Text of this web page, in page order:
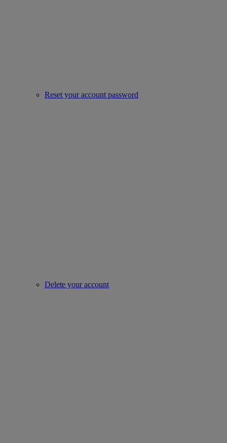
Reset your account password
Delete your account